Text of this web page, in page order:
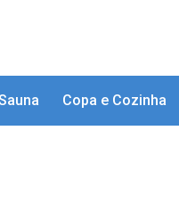
Copa e Cozinha